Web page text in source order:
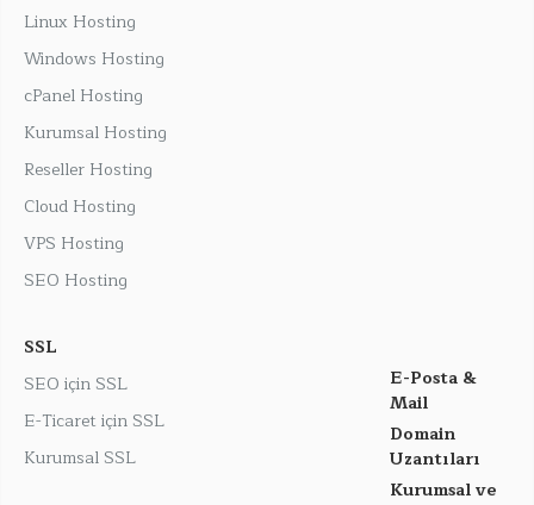
Linux Hosting
Windows Hosting
cPanel Hosting
Kurumsal Hosting
Reseller Hosting
Cloud Hosting
VPS Hosting
SEO Hosting
SSL
SEO için SSL
E-Ticaret için SSL
Kurumsal SSL
E-Posta &
Mail
Domain
Uzantıları
Kurumsal ve